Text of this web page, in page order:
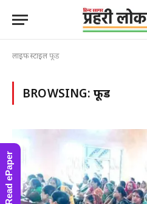
लाइफ स्टाइलफूड
BROWSING: फूड
Read ePaper